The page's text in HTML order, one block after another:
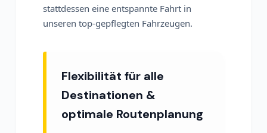
stattdessen eine entspannte Fahrt in
unseren top-gepflegten Fahrzeugen.
Flexibilität für alle
Destinationen &
optimale Routenplanung